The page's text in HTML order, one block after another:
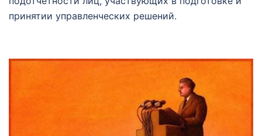
принятии управленческих решений.